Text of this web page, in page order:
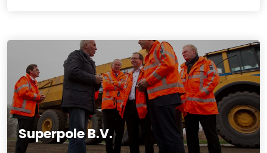
Superpole B.V.